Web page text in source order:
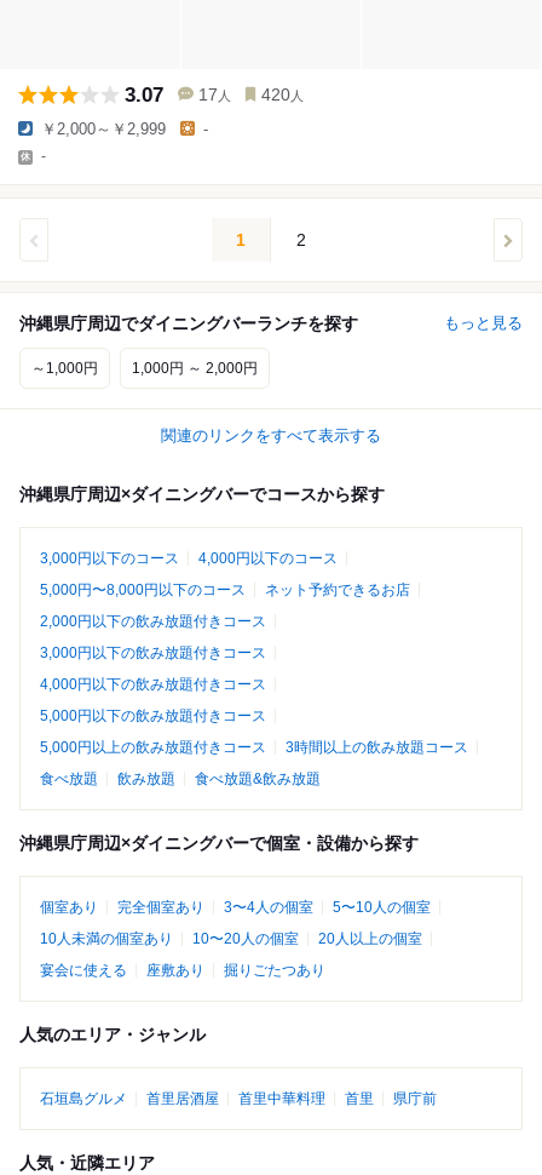
3.07 17 人 420 人
￥2,000～￥2,999 -
-
1 2
沖縄県庁周辺でダイニングバーランチを探す もっと見る
～1,000円 1,000円 ～ 2,000円
関連のリンクをすべて表示する
沖縄県庁周辺×ダイニングバーでコースから探す
3,000円以下のコース
4,000円以下のコース
5,000円〜8,000円以下のコース
ネット予約できるお店
2,000円以下の飲み放題付きコース
3,000円以下の飲み放題付きコース
4,000円以下の飲み放題付きコース
5,000円以下の飲み放題付きコース
5,000円以上の飲み放題付きコース
3時間以上の飲み放題コース
食べ放題
飲み放題 食べ放題&飲み放題
沖縄県庁周辺×ダイニングバーで個室・設備から探す
個室あり 完全個室あり 3〜4人の個室
5〜10人の個室
10人未満の個室あり
10〜20人の個室
20人以上の個室
宴会に使える
座敷あり 掘りごたつあり
人気のエリア・ジャンル
石垣島グルメ 首里居酒屋 首里中華料理 首里 県庁前
人気・近隣エリア